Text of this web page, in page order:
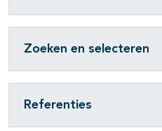
Zoeken en selecteren
Referenties